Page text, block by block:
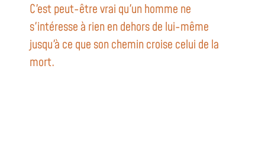
C'est peut-être vrai qu'un homme ne
s'intéresse à rien en dehors de lui-même
jusqu'à ce que son chemin croise celui de la
mort.